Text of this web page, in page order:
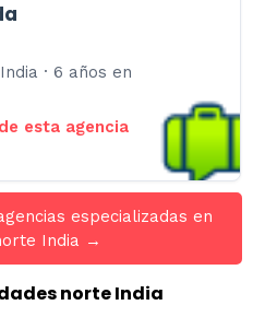
· 6 años en
esta agencia
especializadas en
India →
norte India